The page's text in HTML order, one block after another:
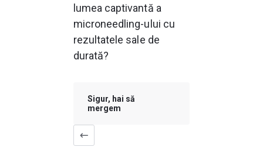
lumea captivantă a
microneedling-ului cu
rezultatele sale de
durată?
Sigur, hai să
mergem